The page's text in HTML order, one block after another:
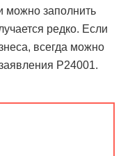
можно заполнить
редко. Если
всегда можно
Р24001.